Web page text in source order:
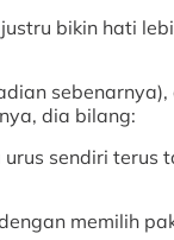
bikin hati
dia bilang:
sendiri terus
memilih